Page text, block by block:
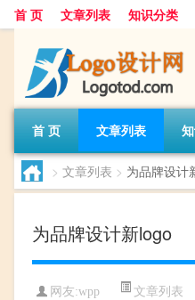
首 页 文章列表 知识分类
首 页 文章列表
> 文章列表 > 为品牌设计
为品牌设计新logo
网友:wpp 文章列表